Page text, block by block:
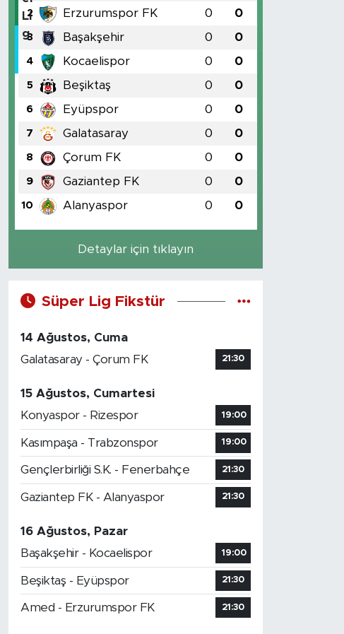
2 Erzurumspor FK 0 0
3 Başakşehir 0 0
4 Kocaelispor 0 0
5 Beşiktaş 0 0
6 Eyüpspor 0 0
7 Galatasaray 0 0
8 Çorum FK 0 0
9 Gaziantep FK 0 0
10 Alanyaspor 0 0
Detaylar için tıklayın
Süper Lig Fikstür
14 Ağustos, Cuma
Galatasaray - Çorum FK
21:30
15 Ağustos, Cumartesi
Konyaspor - Rizespor
19:00
Kasımpaşa - Trabzonspor 19:00
Gençlerbirliği S.K. - Fenerbahçe 21:30
Gaziantep FK - Alanyaspor 21:30
16 Ağustos, Pazar
Başakşehir - Kocaelispor
19:00
Beşiktaş - Eyüpspor 21:30
Amed - Erzurumspor FK 21:30